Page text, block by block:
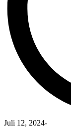
Juli 12, 2024-